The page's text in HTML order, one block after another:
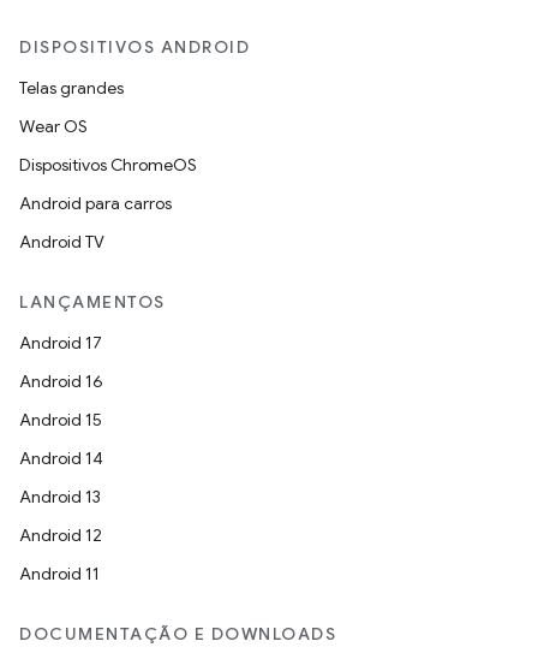
DISPOSITIVOS ANDROID
Telas grandes
Wear OS
Dispositivos ChromeOS
Android para carros
Android TV
LANÇAMENTOS
Android 17
Android 16
Android 15
Android 14
Android 13
Android 12
Android 11
DOCUMENTAÇÃO E DOWNLOADS